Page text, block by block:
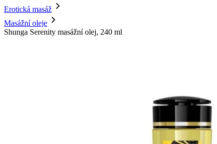
Erotická masáž
Masážní oleje
Shunga Serenity masážní olej, 240 ml